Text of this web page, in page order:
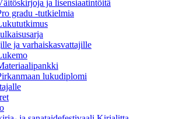
ja lisensiaatintöitä
gradu -tutkielmia
ja varhaiskasvattajille
lukudiplomi